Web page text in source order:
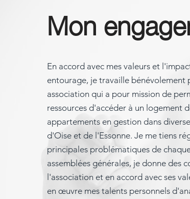
Mon
En accord avec mes valeurs et
entourage, je travaille bénévolement
association qui a pour mission de
ressources d'accéder à un logement
appartements en gestion dans
d'Oise et de l'Essonne. Je me tiens
principales problématiques de
assemblées générales, je donne des
l'association et en accord avec ses
en œuvre mes talents personnels